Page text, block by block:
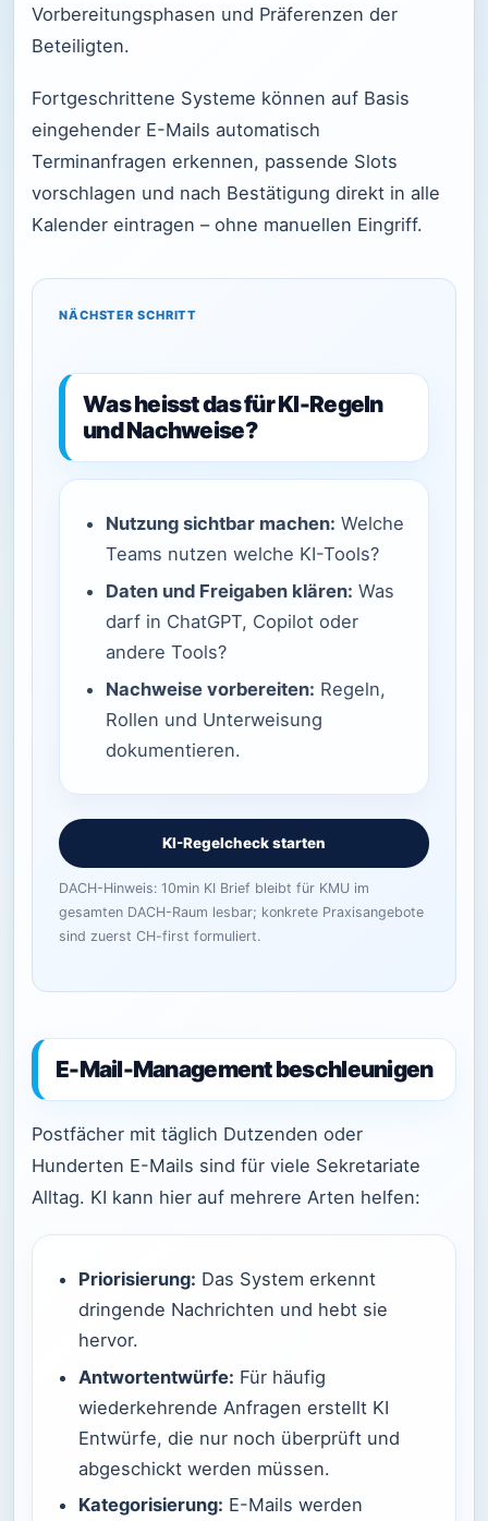
Vorbereitungsphasen und Präferenzen der
Beteiligten.
Fortgeschrittene Systeme können auf Basis
eingehender E-Mails automatisch
Terminanfragen erkennen, passende Slots
vorschlagen und nach Bestätigung direkt in alle
Kalender eintragen – ohne manuellen Eingriff.
NÄCHSTER SCHRITT
Was heisst das für KI-Regeln
und Nachweise?
Nutzung sichtbar machen: Welche
Teams nutzen welche KI-Tools?
Daten und Freigaben klären: Was
darf in ChatGPT, Copilot oder
andere Tools?
Nachweise vorbereiten: Regeln,
Rollen und Unterweisung
dokumentieren.
KI-Regelcheck starten
DACH-Hinweis: 10min KI Brief bleibt für KMU im
gesamten DACH-Raum lesbar; konkrete Praxisangebote
sind zuerst CH-first formuliert.
E-Mail-Management beschleunigen
Postfächer mit täglich Dutzenden oder
Hunderten E-Mails sind für viele Sekretariate
Alltag. KI kann hier auf mehrere Arten helfen:
Priorisierung: Das System erkennt
dringende Nachrichten und hebt sie
hervor.
Antwortentwürfe: Für häufig
wiederkehrende Anfragen erstellt KI
Entwürfe, die nur noch überprüft und
abgeschickt werden müssen.
Kategorisierung: E-Mails werden